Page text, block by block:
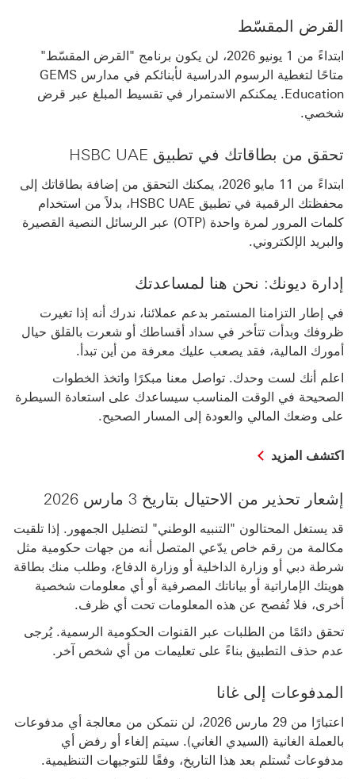
security
on
digital
banking
القرض المقسّط
ابتداءً من 1 يونيو 2026، لن يكون برنامج "القرض المقسّط"
متاحًا لتغطية الرسوم الدراسية لأبنائكم في مدارس GEMS
Education. يمكنكم الاستمرار في تقسيط المبلغ عبر قرض
شخصي.
تحقق من بطاقاتك في تطبيق HSBC UAE
ابتداءً من 11 مايو 2026، يمكنك التحقق من إضافة بطاقاتك إلى
محفظتك الرقمية في تطبيق HSBC UAE، بدلاً من استخدام
كلمات المرور لمرة واحدة (OTP) عبر الرسائل النصية القصيرة
والبريد الإلكتروني.
إدارة ديونك: نحن هنا لمساعدتك
في إطار التزامنا المستمر بدعم عملائنا، ندرك أنه إذا تغيرت
ظروفك وبدأت تتأخر في سداد أقساطك أو شعرت بالقلق حيال
أمورك المالية، فقد يصعب عليك معرفة من أين تبدأ.
اعلم أنك لست وحدك. تواصل معنا مبكرًا واتخذ الخطوات
الصحيحة في الوقت المناسب سيساعدك على استعادة السيطرة
على وضعك المالي والعودة إلى المسار الصحيح.
اكتشف المزيد
إشعار تحذير من الاحتيال بتاريخ 3 مارس 2026
قد يستغل المحتالون "التنبيه الوطني" لتضليل الجمهور. إذا تلقيت
مكالمة من رقم خاص يدّعي المتصل أنه من جهات حكومية مثل
شرطة دبي أو وزارة الداخلية أو وزارة الدفاع، وطلب منك بطاقة
هويتك الإماراتية أو بياناتك المصرفية أو أي معلومات شخصية
أخرى، فلا تُفصح عن هذه المعلومات تحت أي ظرف.
تحقق دائمًا من الطلبات عبر القنوات الحكومية الرسمية. يُرجى
عدم حذف التطبيق بناءً على تعليمات من أي شخص آخر.
المدفوعات إلى غانا
اعتبارًا من 29 مارس 2026، لن نتمكن من معالجة أي مدفوعات
بالعملة الغانية (السيدي الغاني). سيتم إلغاء أو رفض أي
مدفوعات تُستلم بعد هذا التاريخ، وفقًا للتوجيهات التنظيمية.